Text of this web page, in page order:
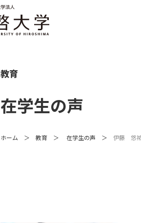
教育
在学生の声
ホーム 教育 在学生の声 伊藤 悠